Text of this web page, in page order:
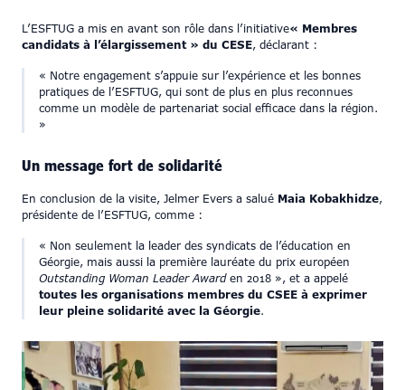
L’ESFTUG a mis en avant son rôle dans l’initiative« Membres
candidats à l’élargissement » du CESE, déclarant :
« Notre engagement s’appuie sur l’expérience et les bonnes
pratiques de l’ESFTUG, qui sont de plus en plus reconnues
comme un modèle de partenariat social efficace dans la région.
»
Un message fort de solidarité
En conclusion de la visite, Jelmer Evers a salué Maia Kobakhidze,
présidente de l’ESFTUG, comme :
« Non seulement la leader des syndicats de l’éducation en
Géorgie, mais aussi la première lauréate du prix européen
Outstanding Woman Leader Awarden 2018 », et a appelé
toutes les organisations membres du CSEE à exprimer
leur pleine solidarité avec la Géorgie.